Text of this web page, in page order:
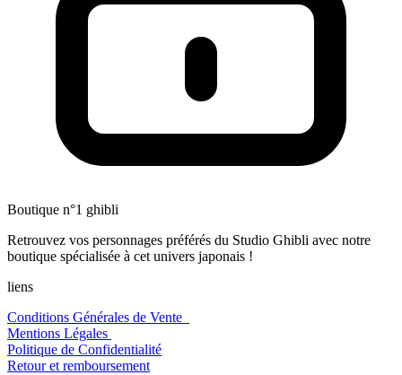
Boutique n°1 ghibli
Retrouvez vos personnages préférés du Studio Ghibli avec notre
boutique spécialisée à cet univers japonais !
liens
Conditions Générales de Vente
Mentions Légales
Politique de Confidentialité
Retour et remboursement